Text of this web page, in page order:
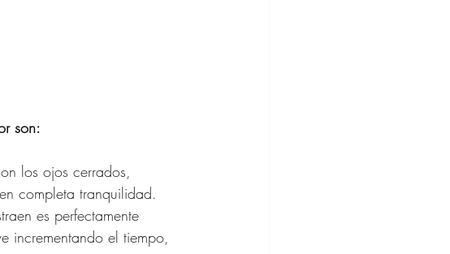
son:
completa tranquilidad.
es perfectamente
incrementando el tiempo,